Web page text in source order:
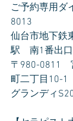
ご予約専用ダ
8013
仙台市地下鉄
駅　南1番出
〒980-0811
町二丁目10-1
グランディ